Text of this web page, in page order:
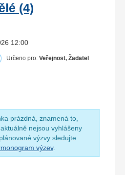
(4)
12:00
Určeno pro: Veřejnost, Žadatel
prázdná, znamená to,
nejsou vyhlášeny
výzvy sledujte
výzev.